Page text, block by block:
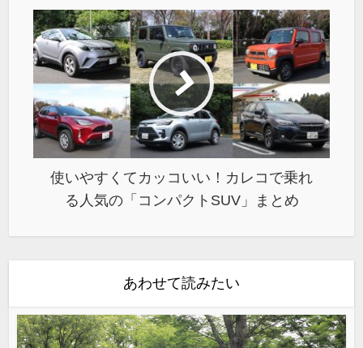
使いやすくてカッコいい！カレコで乗れ
る人気の「コンパクトSUV」まとめ
あわせて読みたい